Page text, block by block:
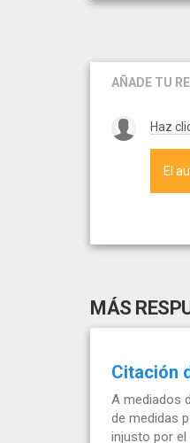
AÑADE TU
Haz
El
MÁS
Citación
A mediados
de medidas
injusto por